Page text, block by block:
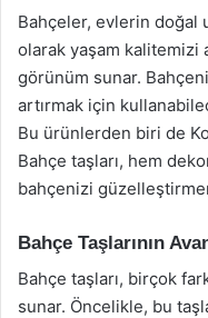
Bahçeler, evlerin doğal
olarak yaşam kalitemizi
görünüm sunar.
artırmak için
Bu ürünlerden biri de
Bahçe taşları, hem
bahçenizi
Bahçe Taşlarının
Bahçe taşları, birçok
sunar. Öncelikle, bu